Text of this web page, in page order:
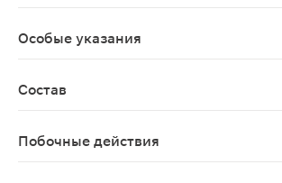
Особые указания
Состав
Побочные действия